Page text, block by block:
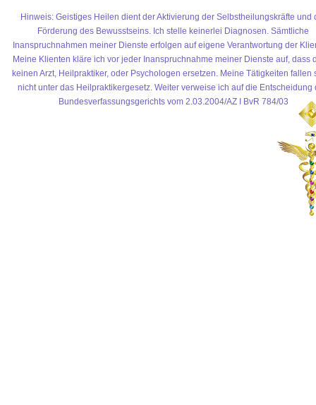
Hinweis: Geistiges Heilen dient der Aktivierung der Selbstheilungskräfte und
Förderung des Bewusstseins. Ich stelle keinerlei Diagnosen. Sämtliche
Inanspruchnahmen meiner Dienste erfolgen auf eigene Verantwortung der
Meine Klienten kläre ich vor jeder Inanspruchnahme meiner Dienste auf, dass
keinen Arzt, Heilpraktiker, oder Psychologen ersetzen. Meine Tätigkeiten fallen
nicht unter das Heilpraktikergesetz. Weiter verweise ich auf die Entscheidung
Bundesverfassungsgerichts vom 2.03.2004/AZ I BvR 784/03